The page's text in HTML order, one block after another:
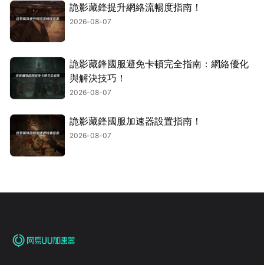
詭影藏鋒提升網絡流暢度指南！
2026-08-07
詭影藏鋒國服避免卡頓完全指南：網絡優化
與解決技巧！
2026-08-07
詭影藏鋒國服加速器設置指南！
2026-08-07